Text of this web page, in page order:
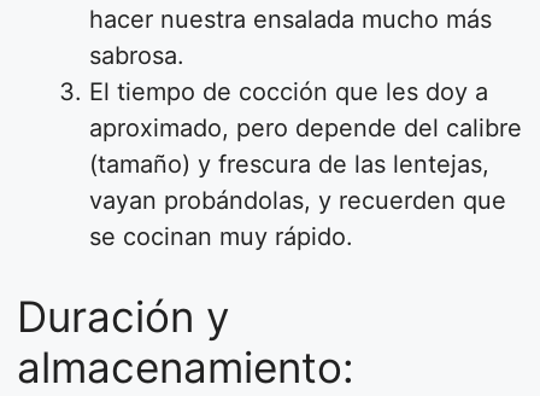
hacer nuestra ensalada mucho más
sabrosa.
El tiempo de cocción que les doy a
aproximado, pero depende del calibre
(tamaño) y frescura de las lentejas,
vayan probándolas, y recuerden que
se cocinan muy rápido.
Duración y
almacenamiento: